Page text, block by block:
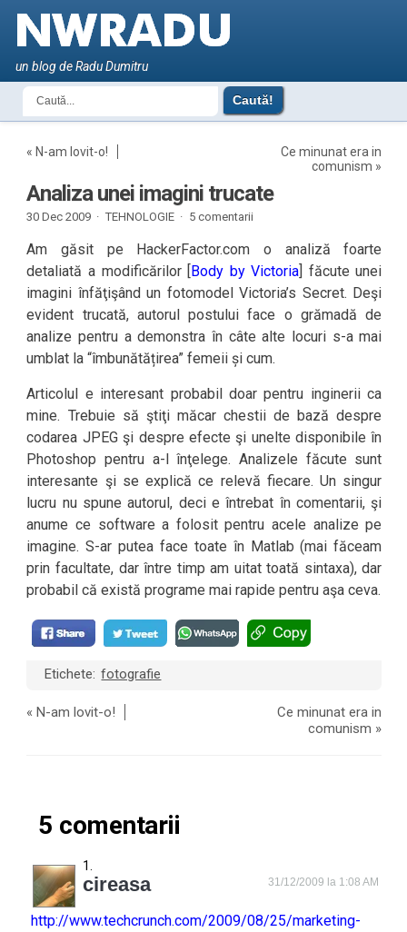
un blog de Radu Dumitru
« N-am lovit-o!
Ce minunat era in
comunism »
Analiza unei imagini trucate
30 Dec 2009 · TEHNOLOGIE · 5 comentarii
Am găsit pe HackerFactor.com o analiză foarte
detaliată a modificărilor [Body by Victoria] făcute unei
imagini înfăţişând un fotomodel Victoria’s Secret. Deşi
evident trucată, autorul postului face o grămadă de
analize pentru a demonstra în câte alte locuri s-a mai
umblat la “îmbunătățirea” femeii și cum.
Articolul e interesant probabil doar pentru inginerii ca
mine. Trebuie să ştiţi măcar chestii de bază despre
codarea JPEG şi despre efecte şi unelte disponibile în
Photoshop pentru a-l înţelege. Analizele făcute sunt
interesante şi se explică ce relevă fiecare. Un singur
lucru nu spune autorul, deci e întrebat în comentarii, şi
anume ce software a folosit pentru acele analize pe
imagine. S-ar putea face toate în Matlab (mai făceam
prin facultate, dar între timp am uitat toată sintaxa), dar
probabil că există programe mai rapide pentru aşa ceva.
Etichete: fotografie
«N-am lovit-o!
Ce minunat era in
comunism »
5 comentarii
cireasa 31/12/2009 la 1:08 AM
http://www.techcrunch.com/2009/08/25/marketing-